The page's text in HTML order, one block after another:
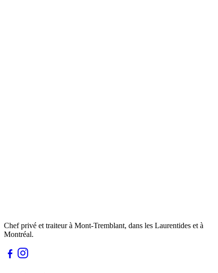
Chef privé et traiteur à Mont-Tremblant, dans les Laurentides et à
Montréal.